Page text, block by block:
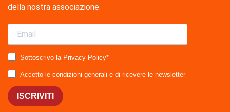
della nostra associazione.
Sottoscrivo la Privacy Policy*
Accetto le condizioni generali e di ricevere le newsletter
ISCRIVITI